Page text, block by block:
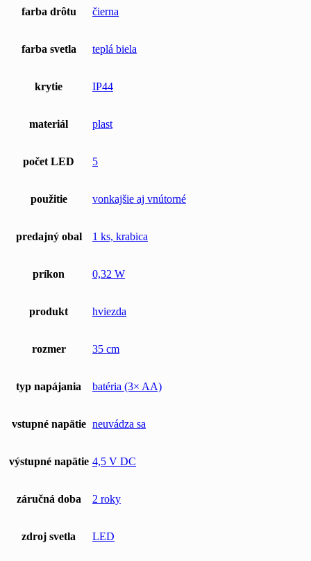
farba drôtu čierna
farba svetla teplá biela
krytie IP44
materiál plast
počet LED 5
použitie vonkajšie aj vnútorné
predajný obal 1 ks, krabica
príkon 0,32 W
produkt hviezda
rozmer 35 cm
typ napájania batéria (3× AA)
vstupné napätie neuvádza sa
výstupné napätie 4,5 V DC
záručná doba 2 roky
zdroj svetla LED